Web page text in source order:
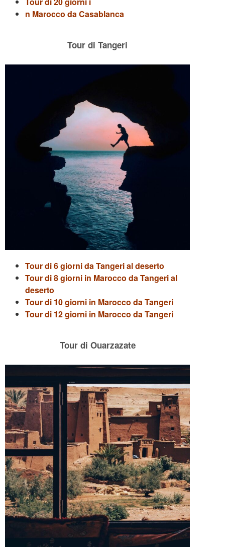
n Marocco da Casablanca
Tour di Tangeri
Tour di 6 giorni da Tangeri al deserto
Tour di 8 giorni in Marocco da Tangeri al
deserto
Tour di 10 giorni in Marocco da Tangeri
Tour di 12 giorni in Marocco da Tangeri
Tour di Ouarzazate